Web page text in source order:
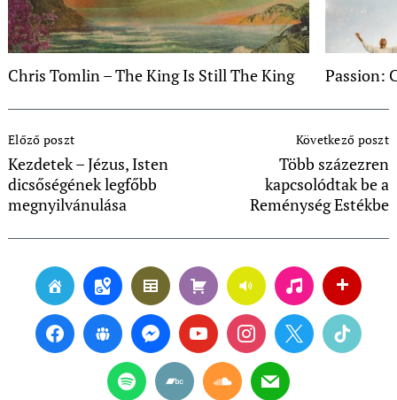
Chris Tomlin – The King Is Still The King Passion:
Navigation
Előző poszt
Kezdetek – Jézus, Isten
dicsőségének legfőbb
megnyilvánulása
Következő poszt
Több százezren
kapcsolódtak be a
Reménység Estékbe